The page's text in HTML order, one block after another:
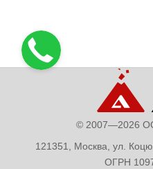
© 2007—2026
121351, Москва, ул.
ОГРН